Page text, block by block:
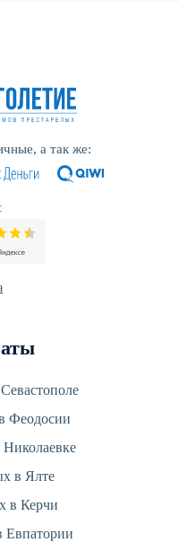
а так же:
Феодосии
в Ялте
в Керчи
Евпатории